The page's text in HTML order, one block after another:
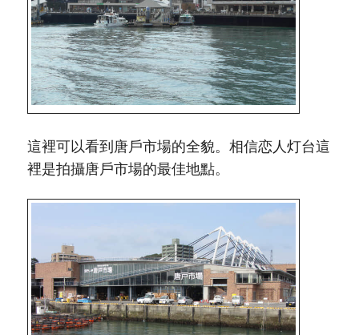
這裡可以看到唐戶市場的全貌。相信恋人灯台這
裡是拍攝唐戶市場的最佳地點。